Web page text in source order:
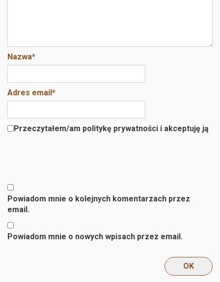
Nazwa*
Adres email*
Przeczytałem/am politykę prywatności i akceptuję ją
Powiadom mnie o kolejnych komentarzach przez
email.
Powiadom mnie o nowych wpisach przez email.